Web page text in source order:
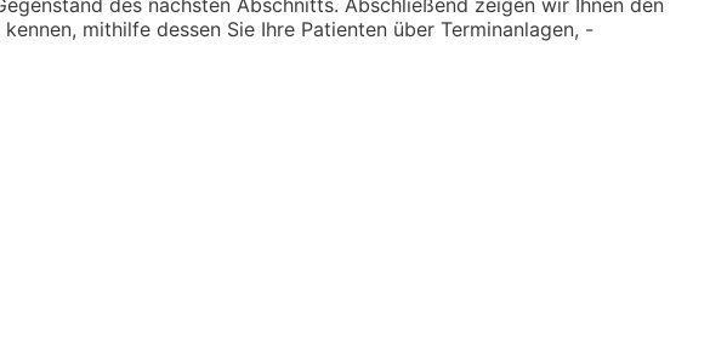
mithilfe dessen Sie Ihre Patienten über Terminanlagen, -